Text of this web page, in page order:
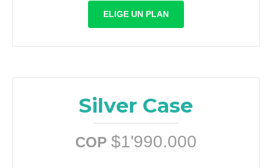
ELIGE UN PLAN
Silver Case
COP $1'990.000